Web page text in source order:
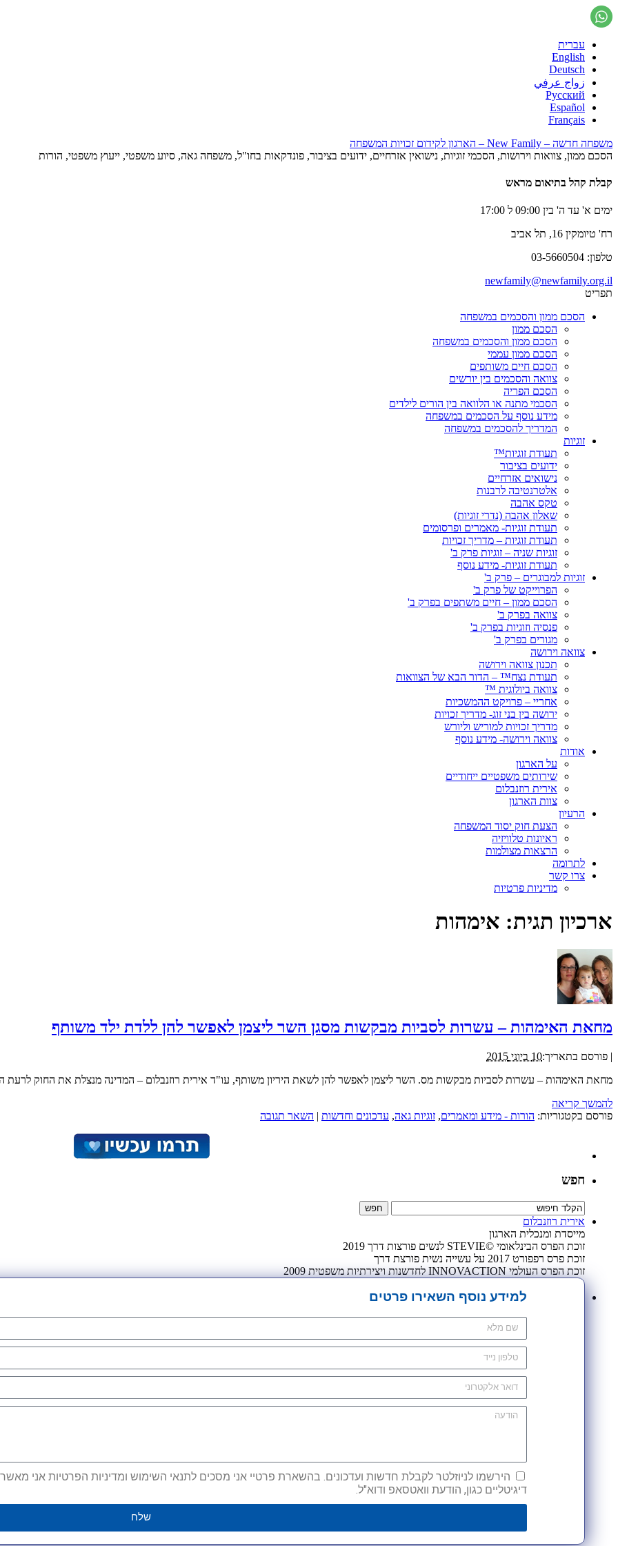
עברית
English
Deutsch
زواج عرفي
Русский
Español
Français
משפחה חדשה – New Family – הארגון לקידום זכויות המשפחה
הסכם ממון, צוואות וירושות, הסכמי זוגיות, נישואין אזרחיים, ידועים בציבור, פונדקאות בחו"ל, משפחה גאה, סיוע משפטי, ייעוץ משפטי, הורות
קבלת קהל בתיאום מראש
ימים א' עד ה' בין 09:00 ל 17:00
רח' טיומקין 16, תל אביב
טלפון: 03-5660504
newfamily@newfamily.org.il
תפריט
הסכם ממון והסכמים במשפחה
הסכם ממון
הסכם ממון והסכמים במשפחה
הסכם ממון עממי
הסכם חיים משותפים
צוואה והסכמים בין יורשים
הסכם הפריה
הסכמי מתנה או הלוואה בין הורים לילדים
מידע נוסף על הסכמים במשפחה
המדריך להסכמים במשפחה
זוגיות
תעודת זוגיות™
ידועים בציבור
נישואים אזרחיים
אלטרנטיבה לרבנות
טקס אהבה
שאלון אהבה (נדרי זוגיות)
תעודת זוגיות- מאמרים ופרסומים
תעודת זוגיות – מדריך זכויות
זוגיות שניה – זוגיות פרק ב'
תעודת זוגיות- מידע נוסף
זוגיות למבוגרים – פרק ב'
הפרוייקט של פרק ב'
הסכם ממון – חיים משתפים בפרק ב'
צוואה בפרק ב'
פנסיה וזוגיות בפרק ב'
מגורים בפרק ב'
צוואה וירושה
תכנון צוואה וירושה
תעודת נצח™ – הדור הבא של הצוואות
צוואה ביולוגית ™
אחריי – פרויקט ההמשכיות
ירושה בין בני זוג- מדריך זכויות
מדריך זכויות למוריש וליורש
צוואה וירושה- מידע נוסף
אודות
על הארגון
שירותים משפטיים ייחודיים
אירית רוזנבלום
צוות הארגון
הרעיון
הצעת חוק יסוד המשפחה
ראיונות טלוויזיה
הרצאות מצולמות
לתרומה
צרו קשר
מדיניות פרטיות
ארכיון תגית: אימהות
מחאת האימהות – עשרות לסביות מבקשות מסגן השר ליצמן לאפשר להן ללדת ילד משותף
| פורסם בתאריך:10 ביוני 2015
מחאת האימהות – עשרות לסביות מבקשות מס. השר ליצמן לאפשר להן לשאת היריון משותף, עו"ד אירית רוזנבלום – המדינה מנצלת את החוק לרעת
להמשך קריאה
פורסם בקטגוריות: הורות - מידע ומאמרים, זוגיות גאה, עדכונים וחדשות | השאר תגובה
חפש
אירית רוזנבלום
מייסדת ומנכלית הארגון
זוכת הפרס הבינלאומי ©STEVIE לנשים פורצות דרך 2019
זוכת פרס רפפורט 2017 על עשייה נשית פורצת דרך
זוכת הפרס העולמי INNOVACTION לחדשנות ויצירתיות משפטית 2009
למידע נוסף השאירו פרטים
הירשמו לניוזלטר לקבלת חדשות ועדכונים. בהשארת פרטיי אני מסכים לתנאי השימוש ומדיניות הפרטיות אני מאשר
דיגיטליים כגון, הודעת וואטסאפ ודוא"ל.
שלח